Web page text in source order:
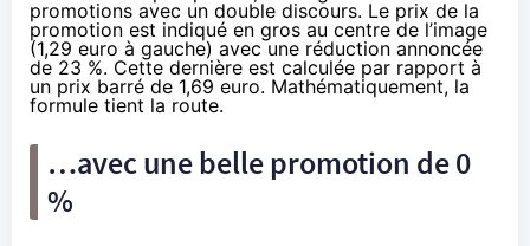
promotions avec un double discours. Le prix de la
promotion est indiqué en gros au centre de l’image
(1,29 euro à gauche) avec une réduction annoncée
de 23 %. Cette dernière est calculée par rapport à
un prix barré de 1,69 euro. Mathématiquement, la
formule tient la route.
…avec une belle promotion de 0
%